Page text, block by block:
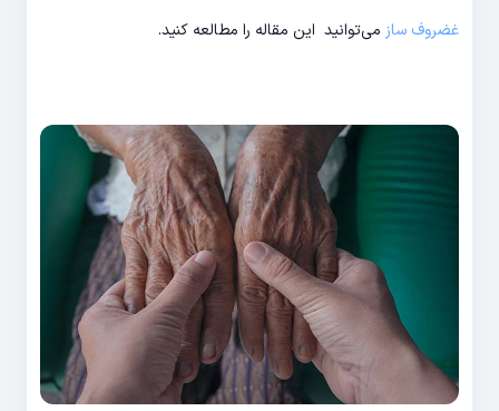
غضروف ساز می‌توانید این مقاله را مطالعه کنید.